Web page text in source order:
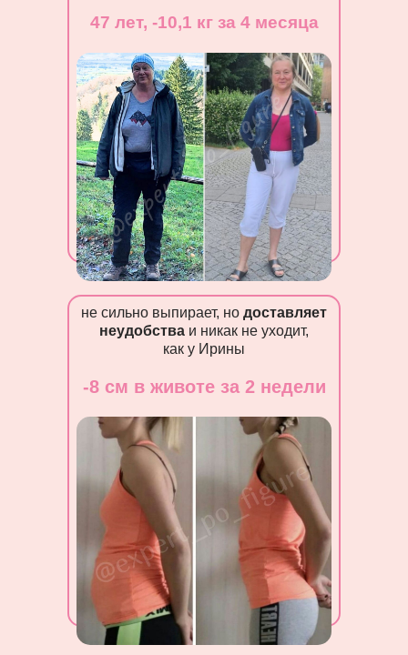
не сильно выпирает, но доставляет
неудобства и никак не уходит,
как у Ирины
47 лет, -10,1 кг за 4 месяца
-8 см в животе за 2 недели